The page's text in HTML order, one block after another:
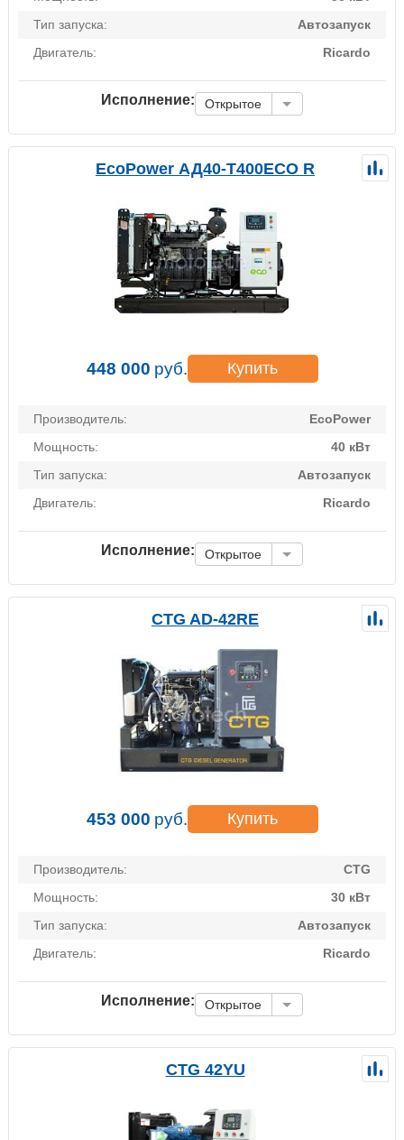
Тип запуска:
Автозапуск
Двигатель:
Ricardo
Исполнение: Открытое
EcoPower АД40-T400ECO R
448 000 руб. Купить
Производитель:
EcoPower
Мощность:
40 кВт
Тип запуска:
Автозапуск
Двигатель:
Ricardo
Исполнение: Открытое
CTG AD-42RE
453 000 руб. Купить
Производитель:
CTG
Мощность:
30 кВт
Тип запуска:
Автозапуск
Двигатель:
Ricardo
Исполнение: Открытое
CTG 42YU